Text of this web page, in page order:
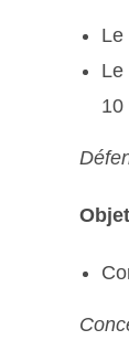
Le
Le
10